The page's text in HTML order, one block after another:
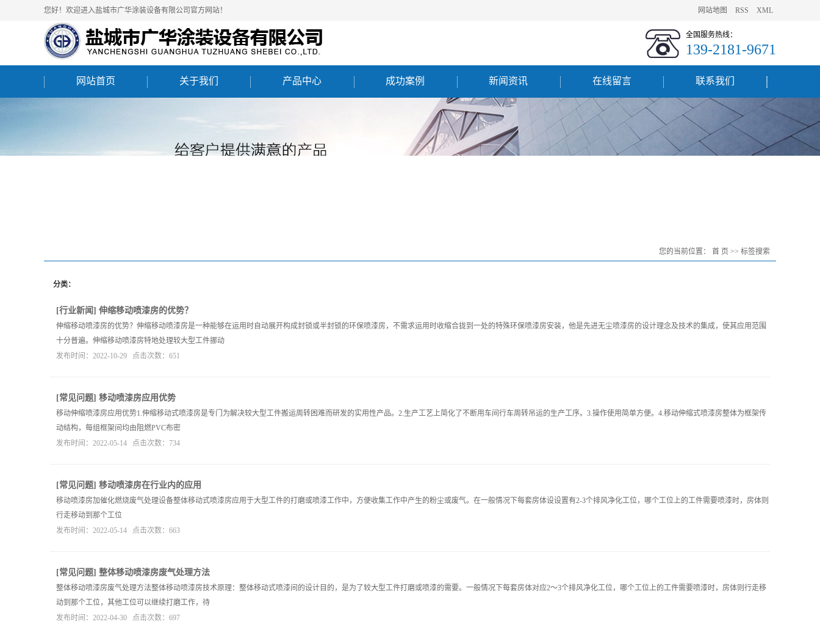
您好！欢迎进入盐城市广华涂装设备有限公司官方网站！ 网站地图 RSS XML
全国服务热线：
139-2181-9671
网站首页 关于我们 产品中心 成功案例 新闻资讯 在线留言 联系我们
您的当前位置： 首 页 >> 标签搜索
分类：
[行业新闻] 伸缩移动喷漆房的优势？
伸缩移动喷漆房的优势？伸缩移动喷漆房是一种能够在运用时自动展开构成封锁或半封锁的环保喷漆房，不需求运用时收缩合拢到一处的特殊环保喷漆房安装，他是先进无尘喷漆房的设计理念及技术的集成，使其应用范围
十分普遍。伸缩移动喷漆房特地处理较大型工件挪动
发布时间：2022-10-29 点击次数：651
[常见问题] 移动喷漆房应用优势
移动伸缩喷漆房应用优势1.伸缩移动式喷漆房是专门为解决较大型工件搬运周转困难而研发的实用性产品。2.生产工艺上简化了不断用车间行车周转吊运的生产工序。3.操作使用简单方便。4.移动伸缩式喷漆房整体为框架传
动结构，每组框架间均由阻燃PVC布密
发布时间：2022-05-14 点击次数：734
[常见问题] 移动喷漆房在行业内的应用
移动喷漆房加催化燃烧废气处理设备整体移动式喷漆房应用于大型工件的打磨或喷漆工作中，方便收集工作中产生的粉尘或废气。在一般情况下每套房体设设置有2-3个排风净化工位，哪个工位上的工件需要喷漆时，房体则
行走移动到那个工位
发布时间：2022-05-14 点击次数：663
[常见问题] 整体移动喷漆房废气处理方法
整体移动喷漆房废气处理方法整体移动喷漆房技术原理：整体移动式喷漆间的设计目的，是为了较大型工件打磨或喷漆的需要。一般情况下每套房体对应2～3个排风净化工位，哪个工位上的工件需要喷漆时，房体则行走移
动到那个工位，其他工位可以继续打磨工作，待
发布时间：2022-04-30 点击次数：697